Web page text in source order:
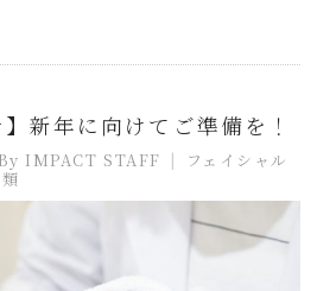
】新年に向けてご準備を！
By IMPACT STAFF
フェイシャル